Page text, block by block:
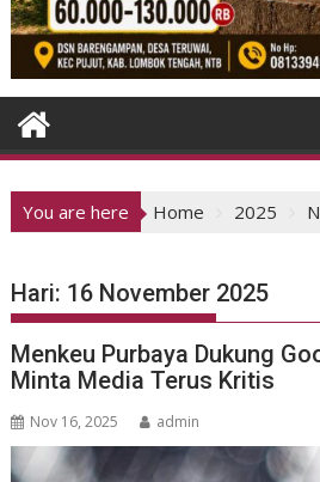
You are here Home 2025
Hari: 16 November 2025
Menkeu Purbaya Dukung
Minta Media Terus Kritis
Nov 16, 2025 admin